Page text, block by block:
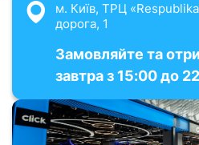
м. Київ, ТРЦ
дорога, 1
Замовляйте та
завтра з 15:00 до